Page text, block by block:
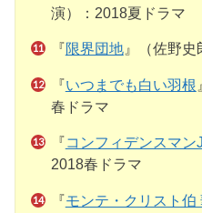
演）：2018夏ドラマ
『限界団地』（佐野史
『いつまでも白い羽根
春ドラマ
『コンフィデンスマン
2018春ドラマ
『モンテ・クリスト伯